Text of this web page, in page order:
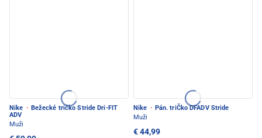
Nike · Bežecké tričko Stride Dri-FIT
ADV
Muži
Nike · Pán. triČko DFADV Stride
Muži
€ 44,99